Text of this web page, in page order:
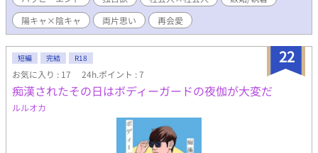
て、その前提を覆されていく物語。
陽キャ×陰キャ
両片思い 再会愛
22
短編 完結 R18
お気に入り : 17 24h.ポイント : 7
痴漢されたその日はボディーガードの夜伽が大変だ
ルルオカ